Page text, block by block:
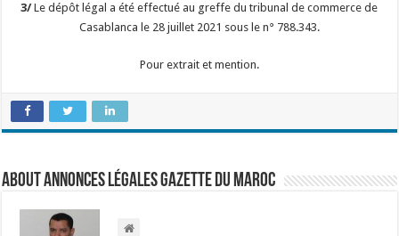
3/Le dépôt légal a été effectué au greffe du tribunal de commerce de
Casablanca le 28 juillet 2021 sous le n° 788.343.
Pour extrait et mention.
About Annonces légales Gazette du Maroc